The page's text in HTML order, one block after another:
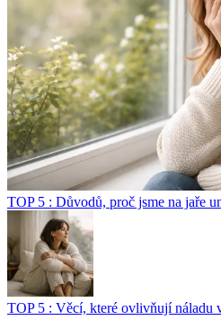
TOP 5 : Důvodů, proč jsme na jaře
TOP 5 : Věcí, které ovlivňují náladu